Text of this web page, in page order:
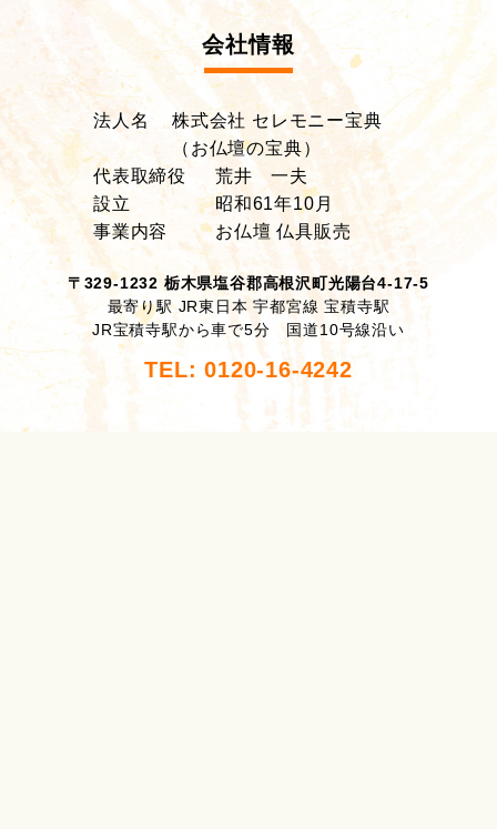
会社情報
法人名
株式会社 セレモニー宝典
（お仏壇の宝典）
代表取締役
荒井 一夫
設立
昭和61年10月
事業内容
お仏壇 仏具販売
〒329-1232 栃木県塩谷郡高根沢町光陽台4-17-5
最寄り駅 JR東日本 宇都宮線 宝積寺駅
JR宝積寺駅から車で5分 国道10号線沿い
TEL: 0120-16-4242